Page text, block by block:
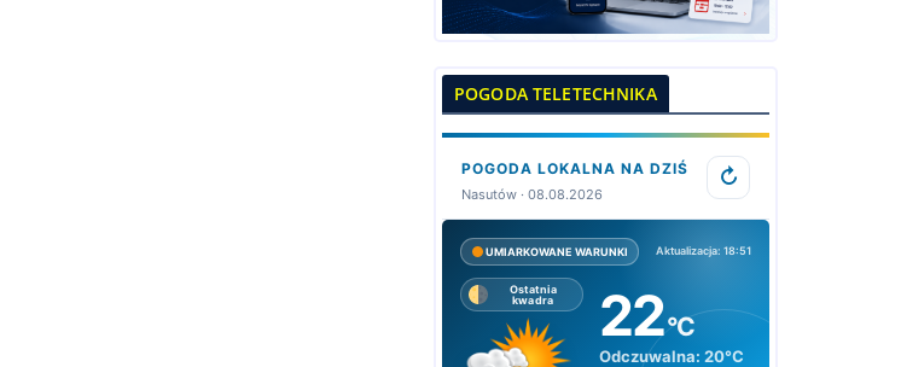
POGODA TELETECHNIKA
POGODA LOKALNA NA DZIŚ
Nasutów · 08.08.2026
↻
UMIARKOWANE WARUNKI Aktualizacja: 18:51
Ostatnia
kwadra
22°C
Odczuwalna: 20°C